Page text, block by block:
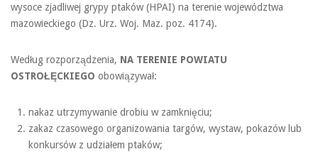
wysoce zjadliwej grypy ptaków (HPAI) na terenie województwa
mazowieckiego (Dz. Urz. Woj. Maz. poz. 4174).
Według rozporządzenia, NA TERENIE POWIATU
OSTROŁĘCKIEGO obowiązywał:
nakaz utrzymywanie drobiu w zamknięciu;
zakaz czasowego organizowania targów, wystaw, pokazów lub
konkursów z udziałem ptaków;